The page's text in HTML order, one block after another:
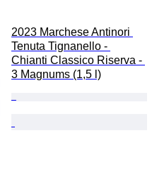
2023 Marchese Antinori
Tenuta Tignanello -
Chianti Classico Riserva -
3 Magnums (1,5 l)